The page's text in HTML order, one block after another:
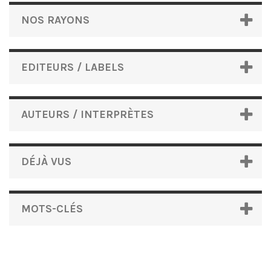
NOS RAYONS
EDITEURS / LABELS
AUTEURS / INTERPRÈTES
DÉJÀ VUS
MOTS-CLÉS